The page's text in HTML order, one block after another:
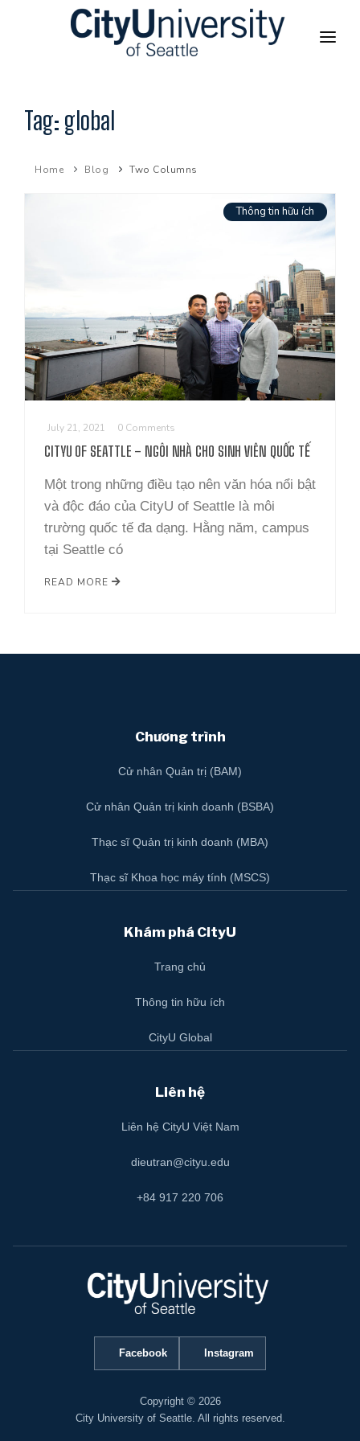
TRANG CHỦ
CHƯƠNG TRÌNH TẠI VIỆT NAM
THÔNG TIN HỮU ÍCH
LIÊN HỆ
Tag: global
Home Blog Two Columns
Thông tin hữu ích
July 21, 2021 0 Comments
CITYU OF SEATTLE – NGÔI NHÀ CHO SINH VIÊN QUỐC TẾ
Một trong những điều tạo nên văn hóa nổi bật
và độc đáo của CityU of Seattle là môi
trường quốc tế đa dạng. Hằng năm, campus
tại Seattle có
READ MORE
Chương trình
Cử nhân Quản trị (BAM)
Cử nhân Quản trị kinh doanh (BSBA)
Thạc sĩ Quản trị kinh doanh (MBA)
Thạc sĩ Khoa học máy tính (MSCS)
Khám phá CityU
Trang chủ
Thông tin hữu ích
CityU Global
Liên hệ
Liên hệ CityU Việt Nam
dieutran@cityu.edu
+84 917 220 706
Copyright © 2026
City University of Seattle. All rights reserved.
Facebook Instagram